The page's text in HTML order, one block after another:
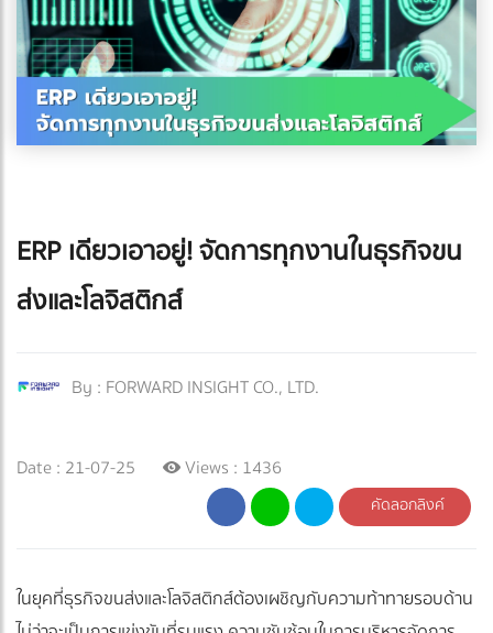
ERP เดียวเอาอยู่! จัดการทุกงานในธุรกิจขน
ส่งและโลจิสติกส์
By : FORWARD INSIGHT CO., LTD.
Date : 21-07-25 Views : 1436
คัดลอกลิงค์
ในยุคที่ธุรกิจขนส่งและโลจิสติกส์ต้องเผชิญกับความท้าทายรอบด้าน